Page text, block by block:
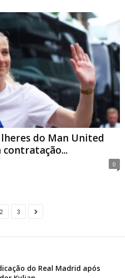
do Man United
0
2 3
do Real Madrid após